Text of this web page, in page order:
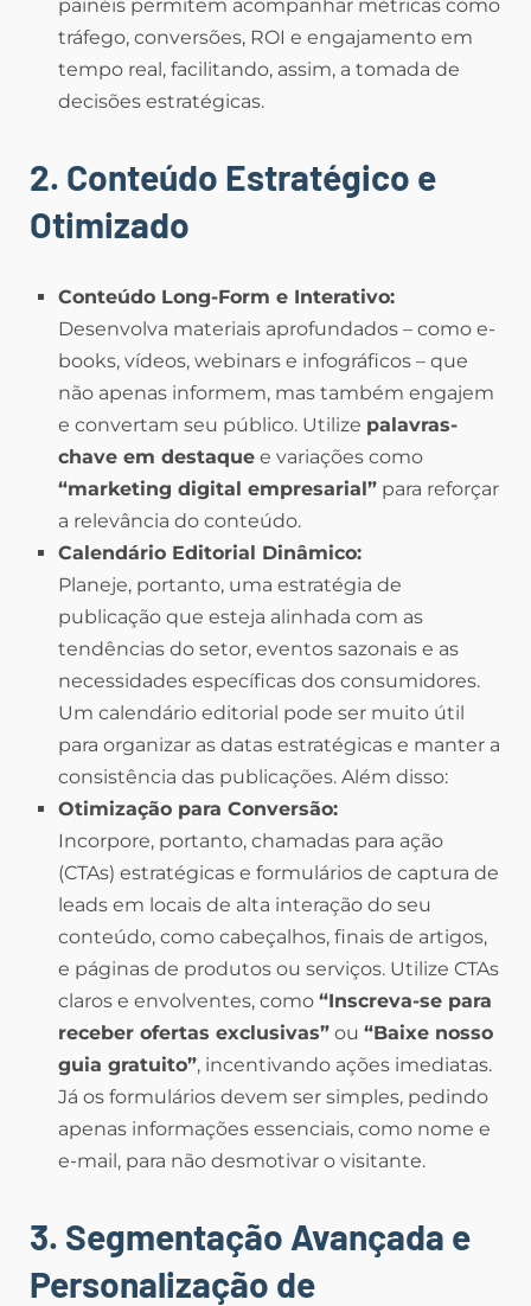
painéis permitem acompanhar métricas como
tráfego, conversões, ROI e engajamento em
tempo real, facilitando, assim, a tomada de
decisões estratégicas.
2. Conteúdo Estratégico e
Otimizado
Conteúdo Long-Form e Interativo:
Desenvolva materiais aprofundados – como e-
books, vídeos, webinars e infográficos – que
não apenas informem, mas também engajem
e convertam seu público. Utilize palavras-
chave em destaque e variações como
“marketing digital empresarial” para reforçar
a relevância do conteúdo.
Calendário Editorial Dinâmico:
Planeje, portanto, uma estratégia de
publicação que esteja alinhada com as
tendências do setor, eventos sazonais e as
necessidades específicas dos consumidores.
Um calendário editorial pode ser muito útil
para organizar as datas estratégicas e manter a
consistência das publicações. Além disso:
Otimização para Conversão:
Incorpore, portanto, chamadas para ação
(CTAs) estratégicas e formulários de captura de
leads em locais de alta interação do seu
conteúdo, como cabeçalhos, finais de artigos,
e páginas de produtos ou serviços. Utilize CTAs
claros e envolventes, como “Inscreva-se para
receber ofertas exclusivas” ou “Baixe nosso
guia gratuito”, incentivando ações imediatas.
Já os formulários devem ser simples, pedindo
apenas informações essenciais, como nome e
e-mail, para não desmotivar o visitante.
3. Segmentação Avançada e
Personalização de